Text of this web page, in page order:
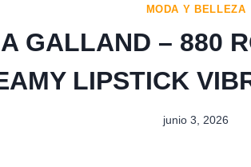
MODA Y BELLEZA
GALLAND – 880
LIPSTICK
junio 3, 2026